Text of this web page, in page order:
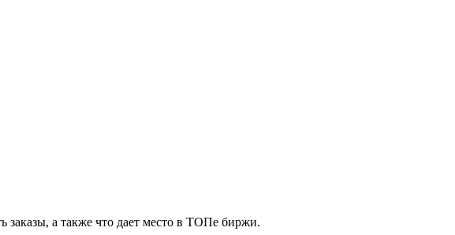
заказы, а также что дает место в ТОПе биржи.